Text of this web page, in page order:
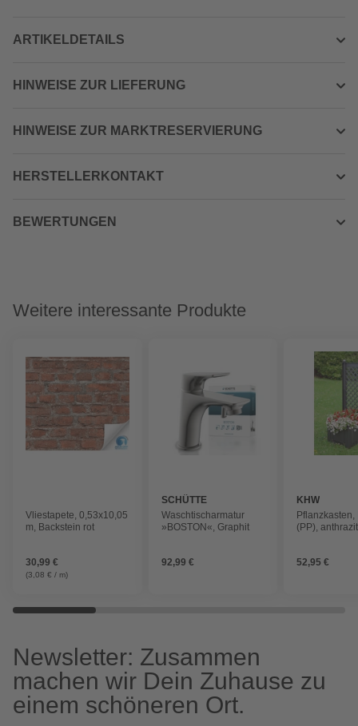
ARTIKELDETAILS
HINWEISE ZUR LIEFERUNG
HINWEISE ZUR MARKTRESERVIERUNG
HERSTELLERKONTAKT
BEWERTUNGEN
Weitere interessante Produkte
Vliestapete, 0,53x10,05
m, Backstein rot
30,99 €
(3,08 € / m)
SCHÜTTE
Waschtischarmatur
»BOSTON«, Graphit
92,99 €
KHW
Pflanzkasten,
(PP),
52,95 €
Newsletter: Zusammen
machen wir Dein Zuhause zu
einem schöneren Ort.